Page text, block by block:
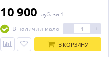
10 900 руб. за 1
В наличии мало
- +
В КОРЗИНУ